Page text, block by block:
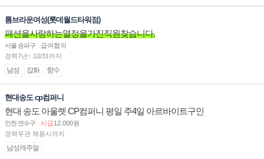
톰브라운여성(롯데월드타워점)
패션을사랑하는열정을가진직원찾습니다.
서울 송파구
급여협의
경력7년↑ 10/31까지
남성 잡화 향수
현대송도 cp컴퍼니
현대 송도 아울렛 CP컴퍼니 평일 주4일 아르바이트구인
인천 연수구 시급12,000원
경력무관 채용시까지
남성캐주얼